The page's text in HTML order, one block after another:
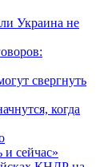
Украина не
свергнуть
когда
и сейчас»